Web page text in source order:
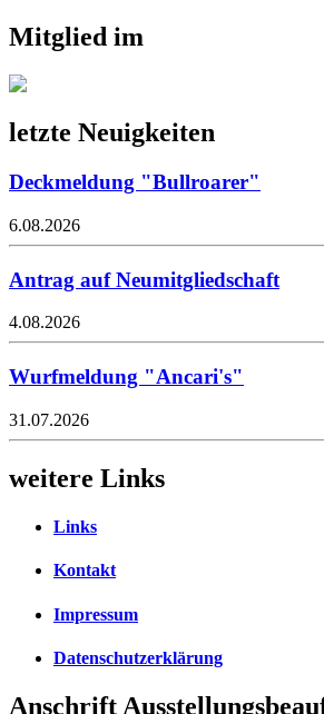
Mitglied im
letzte Neuigkeiten
Deckmeldung "Bullroarer"
6.08.2026
Antrag auf Neumitgliedschaft
4.08.2026
Wurfmeldung "Ancari's"
31.07.2026
weitere Links
Links
Kontakt
Impressum
Datenschutzerklärung
Anschrift